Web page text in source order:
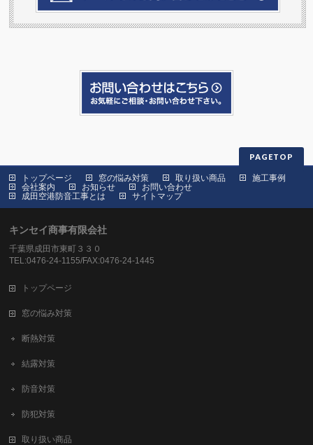
PAGETOP
トップページ 窓の悩み対策 取り扱い商品
施工事例
会社案内
お知らせ
お問い合わせ
成田空港防音工事とは
サイトマップ
キンセイ商事有限会社
千葉県成田市東町３３０
TEL:0476-24-1155/FAX:0476-24-1445
トップページ
窓の悩み対策
断熱対策
結露対策
防音対策
防犯対策
取り扱い商品